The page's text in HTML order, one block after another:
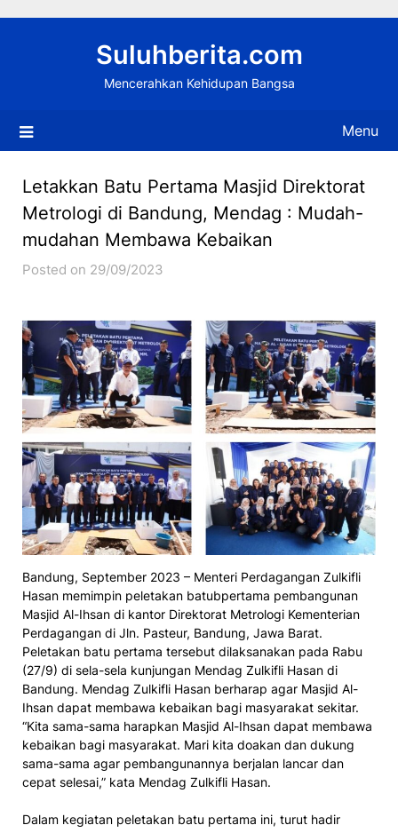
Suluhberita.com
Mencerahkan Kehidupan Bangsa
Menu
Letakkan Batu Pertama Masjid Direktorat
Metrologi di Bandung, Mendag : Mudah-
mudahan Membawa Kebaikan
Posted on 29/09/2023
Bandung, September 2023 – Menteri Perdagangan Zulkifli
Hasan memimpin peletakan batubpertama pembangunan
Masjid Al-Ihsan di kantor Direktorat Metrologi Kementerian
Perdagangan di Jln. Pasteur, Bandung, Jawa Barat.
Peletakan batu pertama tersebut dilaksanakan pada Rabu
(27/9) di sela-sela kunjungan Mendag Zulkifli Hasan di
Bandung. Mendag Zulkifli Hasan berharap agar Masjid Al-
Ihsan dapat membawa kebaikan bagi masyarakat sekitar.
“Kita sama-sama harapkan Masjid Al-Ihsan dapat membawa
kebaikan bagi masyarakat. Mari kita doakan dan dukung
sama-sama agar pembangunannya berjalan lancar dan
cepat selesai,” kata Mendag Zulkifli Hasan.
Dalam kegiatan peletakan batu pertama ini, turut hadir